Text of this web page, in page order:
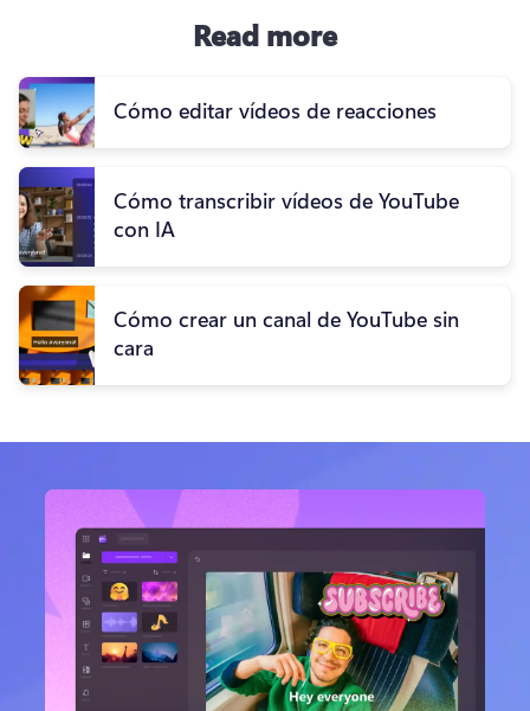
Read more
Cómo editar vídeos de reacciones
Cómo transcribir vídeos de YouTube
con IA
Cómo crear un canal de YouTube sin
cara